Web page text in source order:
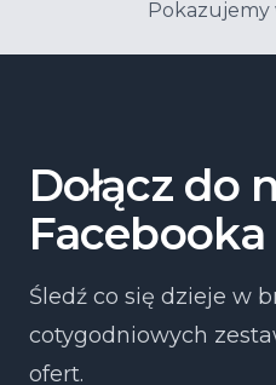
Pokazujemy
Dołącz do
Facebooka
Śledź co się dzieje w
cotygodniowych
ofert.